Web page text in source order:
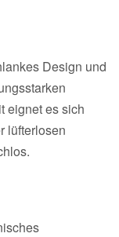
Design und
eignet es sich
lüfterlosen